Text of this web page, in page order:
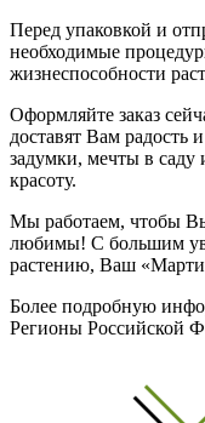
Перед упаковкой и
необходимые
жизнеспособности
Оформляйте заказ
доставят Вам радость
задумки, мечты в саду
красоту.
Мы работаем, чтобы
любимы! С большим
растению, Ваш
Более подробную
Регионы Российской